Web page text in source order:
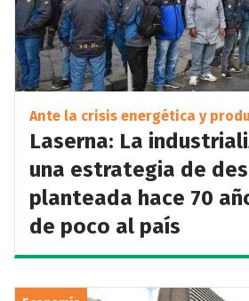
Ante la crisis energética y
Laserna: La
una estrategia de
planteada hace 70
de poco al país